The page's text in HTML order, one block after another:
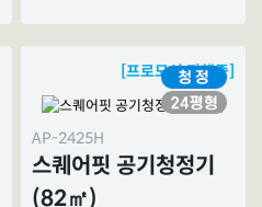
[프로모션 진행중]
AP-2425H
스퀘어핏 공기청정기
(82㎡)